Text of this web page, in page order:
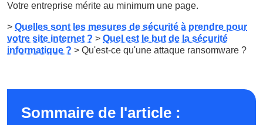
Votre entreprise mérite au minimum une page.
> Quelles sont les mesures de sécurité à prendre pour
votre site internet ? > Quel est le but de la sécurité
informatique ? > Qu'est-ce qu'une attaque ransomware ?
Sommaire de l'article :